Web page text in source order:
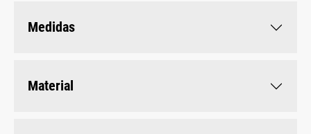
Medidas
Material